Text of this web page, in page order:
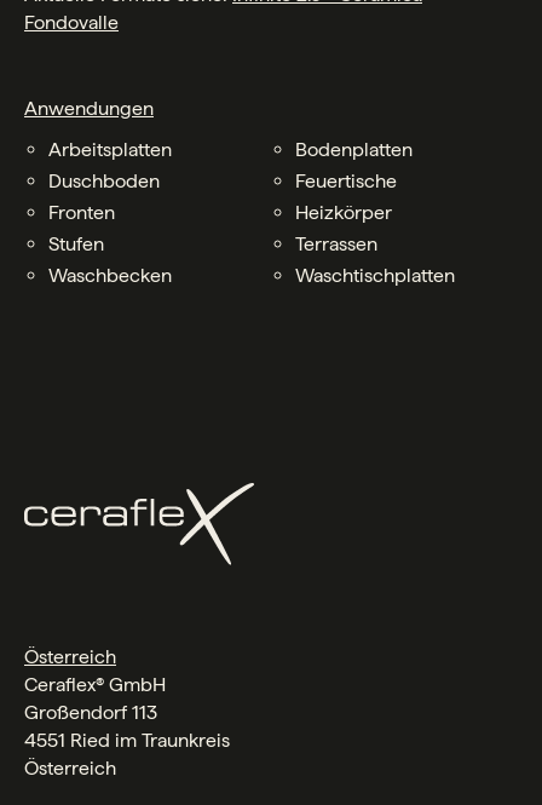
Fondovalle
Anwendungen
Arbeitsplatten
Bodenplatten
Duschboden
Feuertische
Fronten
Heizkörper
Stufen
Terrassen
Waschbecken
Waschtischplatten
Österreich
Ceraflex® GmbH
Großendorf 113
4551 Ried im Traunkreis
Österreich